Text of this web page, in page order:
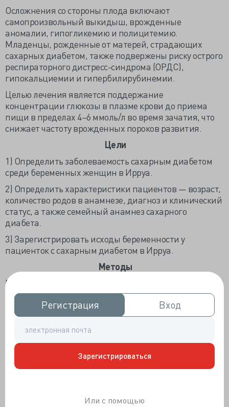
Регистрация
Регистрация Вход
Вход
Зарегистрироваться
Или с помощью
Осложнения со стороны плода включают
самопроизвольный выкидыш, врожденные
аномалии, гипогликемию и полицитемию.
Младенцы, рожденные от матерей, страдающих
сахарных диабетом, также подвержены риску острого
респираторного дистресс-синдрома (ОРДС),
гипокальциемии и гипербилирубинемии.
Целью лечения является поддержание
концентрации глюкозы в плазме крови до приема
пищи в пределах 4–6 ммоль/л во время зачатия, что
снижает частоту врожденных пороков развития.
Цели
1) Определить заболеваемость сахарным диабетом
среди беременных женщин в Ирруа.
2) Определить характеристики пациентов — возраст,
количество родов в анамнезе, диагноз и клинический
статус, а также семейный анамнез сахарного
диабета.
3) Зарегистрировать исходы беременности у
пациенток с сахарным диабетом в Ирруа.
Методы
Все случаи беременности, осложненной сахарным
диабетом, в период с 1 января 2000 г. по 31 декабря
2005 г. были просмотрены в отделе медицинской
документации больницы Ирруа. Уровень глюкозы
крови ≥10 ммоль/л диагностировали с помощью
Из исследования были исключены:
1) женщины, не посещавшие женскую консультацию
2) женщины, рожавшие дома,